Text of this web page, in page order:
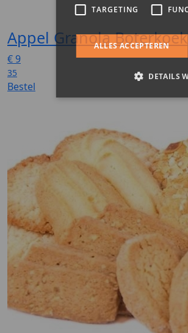
Appel Granola Boterkoek
€9
35
Bestel